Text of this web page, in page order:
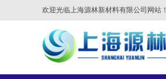
欢迎光临上海源林新材料有限公司网站！